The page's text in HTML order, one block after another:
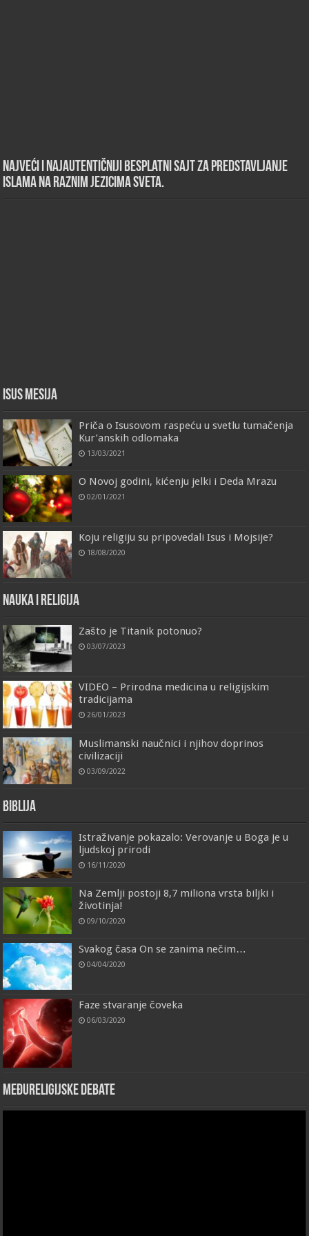
Najveći i najautentičniji besplatni sajt za predstavljanje
islama na raznim jezicima sveta.
Isus Mesija
Priča o Isusovom raspeću u svetlu tumačenja
Kur’anskih odlomaka
13/03/2021
O Novoj godini, kićenju jelki i Deda Mrazu
02/01/2021
Koju religiju su pripovedali Isus i Mojsije?
18/08/2020
Nauka i religija
Zašto je Titanik potonuo?
03/07/2023
VIDEO – Prirodna medicina u religijskim
tradicijama
26/01/2023
Muslimanski naučnici i njihov doprinos
civilizaciji
03/09/2022
Biblija
Istraživanje pokazalo: Verovanje u Boga je u
ljudskoj prirodi
16/11/2020
Na Zemlji postoji 8,7 miliona vrsta biljki i
životinja!
09/10/2020
Svakog časa On se zanima nečim…
04/04/2020
Faze stvaranje čoveka
06/03/2020
Međureligijske debate